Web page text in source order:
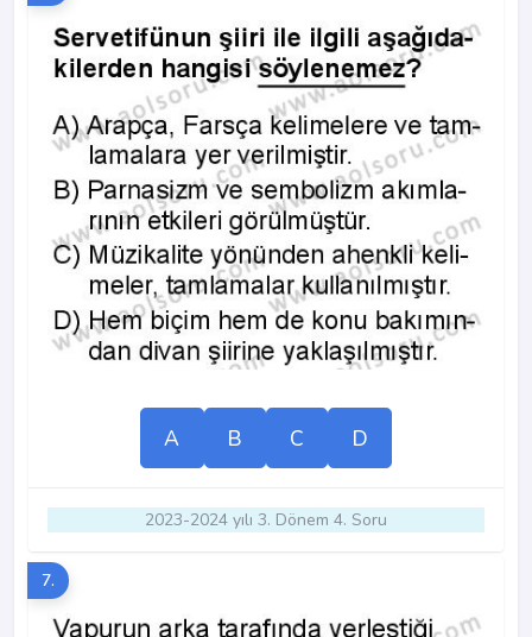
A B C D
2023-2024 yılı 3. Dönem 4. Soru
7.